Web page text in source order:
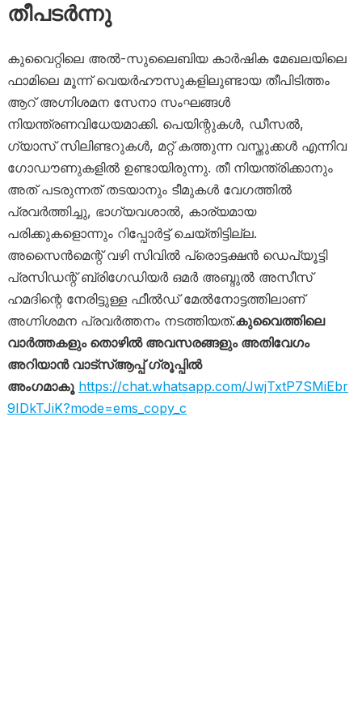
തീപടർന്നു
കുവൈറ്റിലെ അൽ-സുലൈബിയ കാർഷിക മേഖലയിലെ
ഫാമിലെ മൂന്ന് വെയർഹൗസുകളിലുണ്ടായ തീപിടിത്തം
ആറ് അഗ്നിശമന സേനാ സംഘങ്ങൾ
നിയന്ത്രണവിധേയമാക്കി. പെയിന്റുകൾ, ഡീസൽ,
ഗ്യാസ് സിലിണ്ടറുകൾ, മറ്റ് കത്തുന്ന വസ്തുക്കൾ എന്നിവ
ഗോഡൗണുകളിൽ ഉണ്ടായിരുന്നു. തീ നിയന്ത്രിക്കാനും
അത് പടരുന്നത് തടയാനും ടീമുകൾ വേഗത്തിൽ
പ്രവർത്തിച്ചു, ഭാഗ്യവശാൽ, കാര്യമായ
പരിക്കുകളൊന്നും റിപ്പോർട്ട് ചെയ്തിട്ടില്ല.
അസൈൻമെന്റ് വഴി സിവിൽ പ്രൊട്ടക്ഷൻ ഡെപ്യൂട്ടി
പ്രസിഡന്റ് ബ്രിഗേഡിയർ ഒമർ അബ്ദുൽ അസീസ്
ഹമദിന്റെ നേരിട്ടുള്ള ഫീൽഡ് മേൽനോട്ടത്തിലാണ്
അഗ്നിശമന പ്രവർത്തനം നടത്തിയത്.കുവൈത്തിലെ
വാർത്തകളും തൊഴിൽ അവസരങ്ങളും അതിവേഗം
അറിയാൻ വാട്സ്ആപ്പ് ഗ്രൂപ്പിൽ
അംഗമാകൂ https://chat.whatsapp.com/JwjTxtP7SMiEbr
9IDkTJiK?mode=ems_copy_c